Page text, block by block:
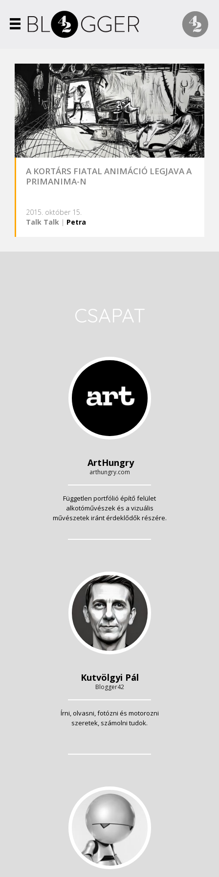
A KORTÁRS FIATAL ANIMÁCIÓ LEGJAVA A
PRIMANIMA-N
2015. október 15.
Talk Talk | Petra
CSAPAT
ArtHungry
arthungry.com
Független portfólió építő felület
alkotóművészek és a vizuális
művészetek iránt érdeklődők részére.
Kutvölgyi Pál
Blogger42
Írni, olvasni, fotózni és motorozni
szeretek, számolni tudok.